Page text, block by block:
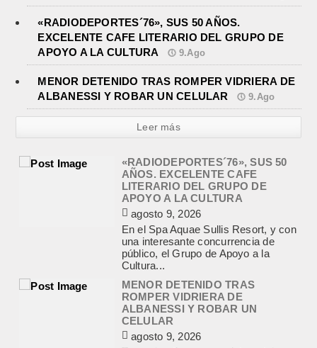
«RADIODEPORTES´76», SUS 50 AÑOS.
EXCELENTE CAFE LITERARIO DEL GRUPO DE
APOYO A LA CULTURA
9.Ago
MENOR DETENIDO TRAS ROMPER VIDRIERA DE
ALBANESSI Y ROBAR UN CELULAR
9.Ago
Leer más
«RADIODEPORTES´76», SUS 50
AÑOS. EXCELENTE CAFE
LITERARIO DEL GRUPO DE
APOYO A LA CULTURA
agosto 9, 2026
En el Spa Aquae Sullis Resort, y con
una interesante concurrencia de
público, el Grupo de Apoyo a la
Cultura...
MENOR DETENIDO TRAS
ROMPER VIDRIERA DE
ALBANESSI Y ROBAR UN
CELULAR
agosto 9, 2026